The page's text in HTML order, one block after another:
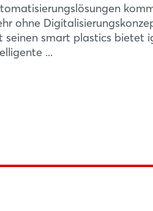
ohne
seinen smart plastics bietet
...